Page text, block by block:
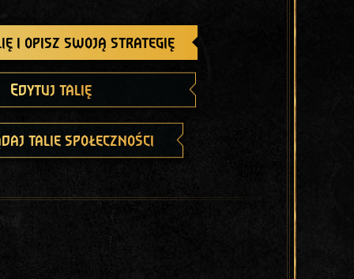
i opisz swoją strategię
Edytuj talię
talie społeczności